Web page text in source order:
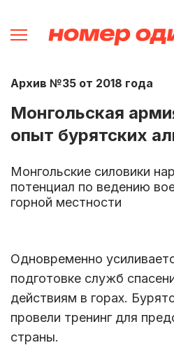
Архив №35 от 2018 года
Монгольская
опыт бурятских
Монгольские силовики
потенциал по ведению
горной местности
Одновременно
подготовке служб
действиям в горах.
провели тренинг для
страны.